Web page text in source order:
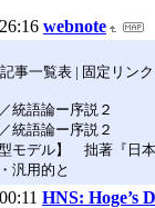
webnote
事一覧表 | 固定リン
統語論ー序説２
統語論ー序説２
型モデル】 拙著『日
汎用的と
HNS: Hoge’s